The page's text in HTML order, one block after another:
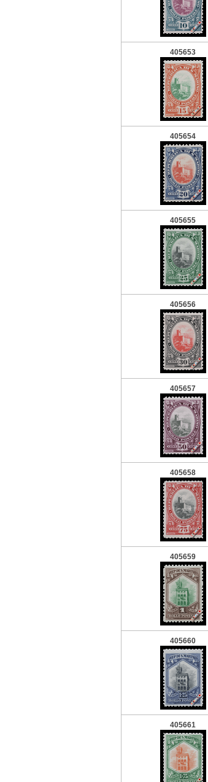
405653
405654
405655
405656
405657
405658
405659
405660
405661